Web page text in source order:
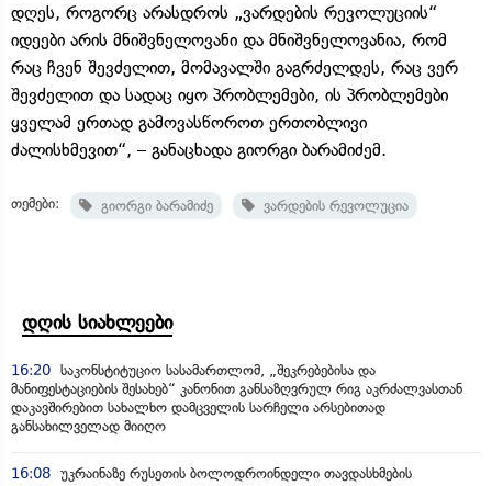
დღეს, როგორც არასდროს „ვარდების რევოლუციის“
იდეები არის მნიშვნელოვანი და მნიშვნელოვანია, რომ
რაც ჩვენ შევძელით, მომავალში გაგრძელდეს, რაც ვერ
შევძელით და სადაც იყო პრობლემები, ის პრობლემები
ყველამ ერთად გამოვასწოროთ ერთობლივი
ძალისხმევით“, – განაცხადა გიორგი ბარამიძემ.
თემები: გიორგი ბარამიძე ვარდების რევოლუცია
დღის სიახლეები
16:20 საკონსტიტუციო სასამართლომ, „შეკრებებისა და
მანიფესტაციების შესახებ“ კანონით განსაზღვრულ რიგ აკრძალვასთან
დაკავშირებით სახალხო დამცველის სარჩელი არსებითად
განსახილველად მიიღო
16:08 უკრაინაზე რუსეთის ბოლოდროინდელი თავდასხმების